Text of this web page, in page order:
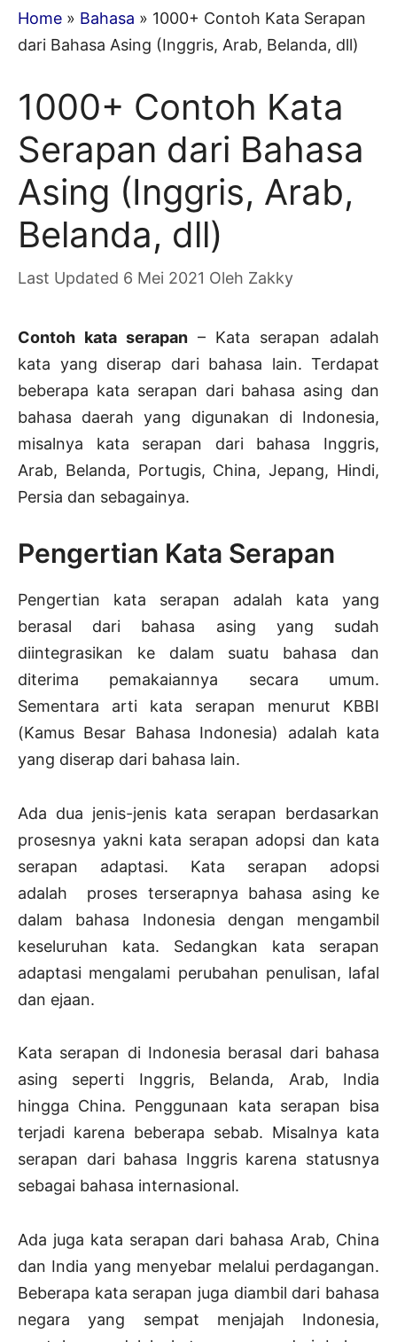
Home » Bahasa » 1000+ Contoh Kata Serapan
dari Bahasa Asing (Inggris, Arab, Belanda, dll)
1000+ Contoh Kata
Serapan dari Bahasa
Asing (Inggris, Arab,
Belanda, dll)
6 Mei 2021 Oleh Zakky
Contoh kata serapan – Kata serapan adalah
kata yang diserap dari bahasa lain. Terdapat
beberapa kata serapan dari bahasa asing dan
bahasa daerah yang digunakan di Indonesia,
misalnya kata serapan dari bahasa Inggris,
Arab, Belanda, Portugis, China, Jepang, Hindi,
Persia dan sebagainya.
Pengertian Kata Serapan
Pengertian kata serapan adalah kata yang
berasal dari bahasa asing yang sudah
diintegrasikan ke dalam suatu bahasa dan
diterima pemakaiannya secara umum.
Sementara arti kata serapan menurut KBBI
(Kamus Besar Bahasa Indonesia) adalah kata
yang diserap dari bahasa lain.
Ada dua jenis-jenis kata serapan berdasarkan
prosesnya yakni kata serapan adopsi dan kata
serapan adaptasi. Kata serapan adopsi
adalah proses terserapnya bahasa asing ke
dalam bahasa Indonesia dengan mengambil
keseluruhan kata. Sedangkan kata serapan
adaptasi mengalami perubahan penulisan, lafal
dan ejaan.
Kata serapan di Indonesia berasal dari bahasa
asing seperti Inggris, Belanda, Arab, India
hingga China. Penggunaan kata serapan bisa
terjadi karena beberapa sebab. Misalnya kata
serapan dari bahasa Inggris karena statusnya
sebagai bahasa internasional.
Ada juga kata serapan dari bahasa Arab, China
dan India yang menyebar melalui perdagangan.
Beberapa kata serapan juga diambil dari bahasa
negara yang sempat menjajah Indonesia,